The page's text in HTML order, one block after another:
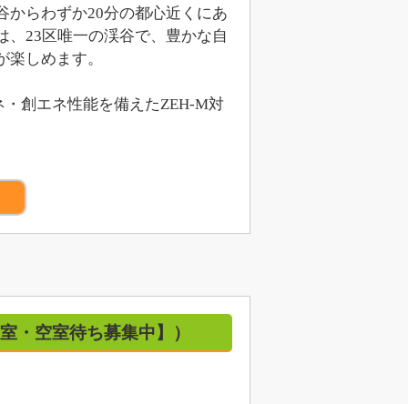
からわずか20分の都心近くにあ
、23区唯一の渓谷で、豊かな自
しめます。
創エネ性能を備えたZEH-M対
・空室待ち募集中】）